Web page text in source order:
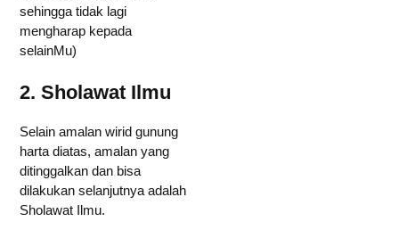
sehingga tidak lagi
mengharap kepada
selainMu)
2. Sholawat Ilmu
Selain amalan wirid gunung
harta diatas, amalan yang
ditinggalkan dan bisa
dilakukan selanjutnya adalah
Sholawat Ilmu.